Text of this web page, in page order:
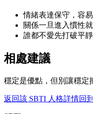
情緒表達保守，容
關係一旦進入慣性
誰都不愛先打破平
相處建議
穩定是優點，但別讓穩定
返回該 SBTI 人格詳情回